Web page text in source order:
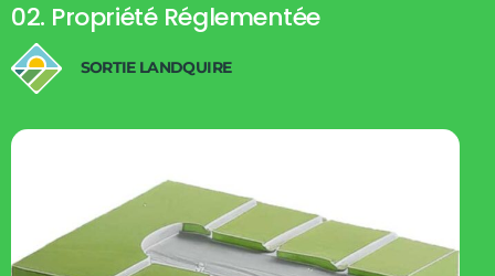
02. Propriété Réglementée
SORTIE LANDQUIRE